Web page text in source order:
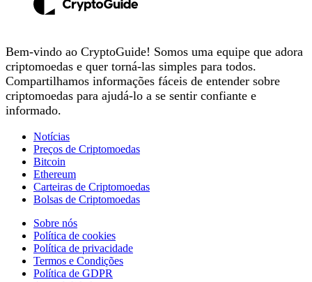
Bem-vindo ao CryptoGuide! Somos uma equipe que adora
criptomoedas e quer torná-las simples para todos.
Compartilhamos informações fáceis de entender sobre
criptomoedas para ajudá-lo a se sentir confiante e
informado.
Notícias
Preços de Criptomoedas
Bitcoin
Ethereum
Carteiras de Criptomoedas
Bolsas de Criptomoedas
Sobre nós
Política de cookies
Política de privacidade
Termos e Condições
Política de GDPR